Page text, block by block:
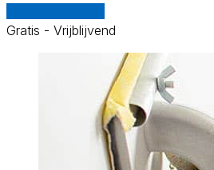
Gratis - Vrijblijvend